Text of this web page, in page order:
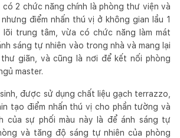
có 2 chức năng chính là phòng thư viện và
điểm nhấn thú vị ở không gian lầu 1
lõi trung tâm, vừa có chức năng làm mát
sáng tự nhiên vào trong nhà và mang lại
giãn, và cũng là nơi để kết nối phòng
master.
được sử dụng chất liệu gạch terrazzo,
tạo điểm nhấn thú vị cho phần tường và
của sự phối màu này là để ánh sáng tự
và tăng độ sáng tự nhiên của phòng